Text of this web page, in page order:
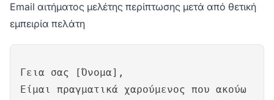
Email αιτήματος μελέτης περίπτωσης μετά από θετική
εμπειρία πελάτη
Γεια σας [Όνομα],
Είμαι πραγματικά χαρούμενος που ακούω